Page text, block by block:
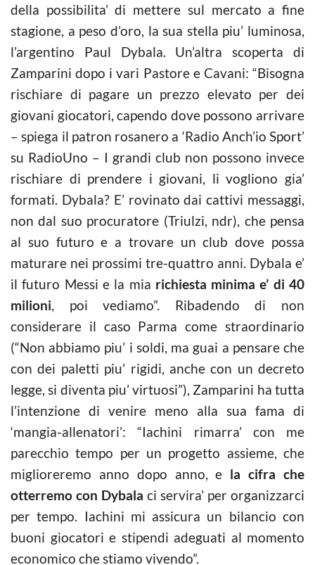
della possibilita’ di mettere sul mercato a fine
stagione, a peso d’oro, la sua stella piu’ luminosa,
l’argentino Paul Dybala. Un’altra scoperta di
Zamparini dopo i vari Pastore e Cavani: “Bisogna
rischiare di pagare un prezzo elevato per dei
giovani giocatori, capendo dove possono arrivare
– spiega il patron rosanero a ‘Radio Anch’io Sport’
su RadioUno – I grandi club non possono invece
rischiare di prendere i giovani, li vogliono gia’
formati. Dybala? E’ rovinato dai cattivi messaggi,
non dal suo procuratore (Triulzi, ndr), che pensa
al suo futuro e a trovare un club dove possa
maturare nei prossimi tre-quattro anni. Dybala e’
il futuro Messi e la mia richiesta minima e’ di 40
milioni, poi vediamo”. Ribadendo di non
considerare il caso Parma come straordinario
(“Non abbiamo piu’ i soldi, ma guai a pensare che
con dei paletti piu’ rigidi, anche con un decreto
legge, si diventa piu’ virtuosi”), Zamparini ha tutta
l’intenzione di venire meno alla sua fama di
‘mangia-allenatori’: “Iachini rimarra’ con me
parecchio tempo per un progetto assieme, che
miglioreremo anno dopo anno, e la cifra che
otterremo con Dybala ci servira’ per organizzarci
per tempo. Iachini mi assicura un bilancio con
buoni giocatori e stipendi adeguati al momento
economico che stiamo vivendo”.